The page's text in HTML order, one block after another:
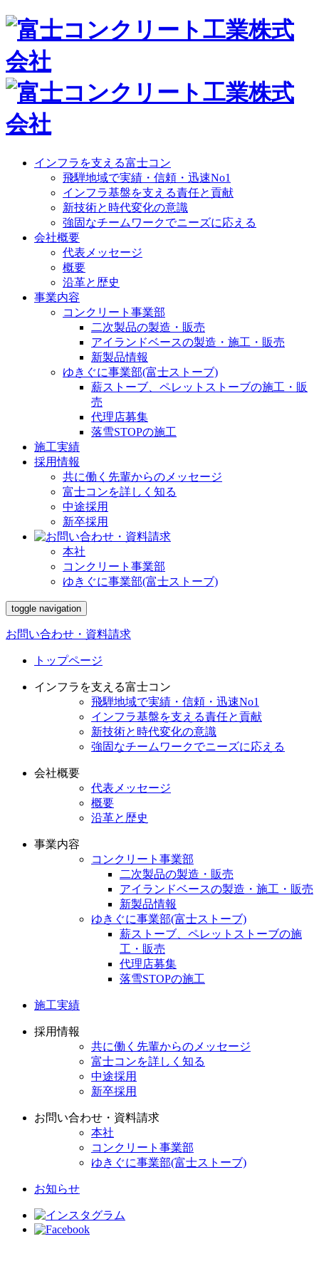
インフラを支える富士コン
飛騨地域で実績・信頼・迅速No1
インフラ基盤を支える責任と貢献
新技術と時代変化の意識
強固なチームワークでニーズに応える
会社概要
代表メッセージ
概要
沿革と歴史
事業内容
コンクリート事業部
二次製品の製造・販売
アイランドベースの製造・施工・販売
新製品情報
ゆきぐに事業部(富士ストーブ)
薪ストーブ、ペレットストーブの施工・販
売
代理店募集
落雪STOPの施工
施工実績
採用情報
共に働く先輩からのメッセージ
富士コンを詳しく知る
中途採用
新卒採用
本社
コンクリート事業部
ゆきぐに事業部(富士ストーブ)
toggle navigation
お問い合わせ・資料請求
トップページ
インフラを支える富士コン
飛騨地域で実績・信頼・迅速No1
インフラ基盤を支える責任と貢献
新技術と時代変化の意識
強固なチームワークでニーズに応える
会社概要
代表メッセージ
概要
沿革と歴史
事業内容
コンクリート事業部
二次製品の製造・販売
アイランドベースの製造・施工・販売
新製品情報
ゆきぐに事業部(富士ストーブ)
薪ストーブ、ペレットストーブの施
工・販売
代理店募集
落雪STOPの施工
施工実績
採用情報
共に働く先輩からのメッセージ
富士コンを詳しく知る
中途採用
新卒採用
お問い合わせ・資料請求
本社
コンクリート事業部
ゆきぐに事業部(富士ストーブ)
お知らせ